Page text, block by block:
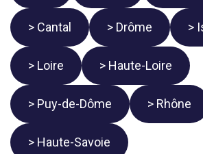
> Cantal > Drôme >
> Loire > Haute-Loire
> Puy-de-Dôme > Rhône
> Haute-Savoie